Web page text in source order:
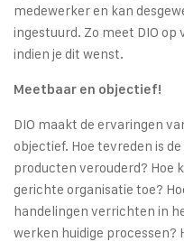
medewerker en kan
ingestuurd. Zo meet DIO op
indien je dit wenst.
Meetbaar en objectief!
DIO maakt de ervaringen
objectief. Hoe tevreden is
producten verouderd? Hoe
gerichte organisatie toe?
handelingen verrichten in
werken huidige processen?